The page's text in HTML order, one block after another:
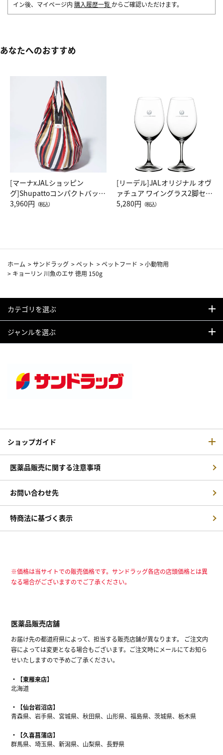
イン後、マイページ内 購入履歴一覧 からご確認いただけます。
あなたへのおすすめ
[マーナxJALショッピン
グ]Shupattoコンパクトバッグ
Drop JAL客室乗務員（LC）ス
3,960円 （税込）
[リーデル]JALオリジナル オヴ
ァチュア ワイングラス2脚セッ
ト（レッドワイン）
5,280円 （税込）
ホーム >サンドラッグ >ペット >ペットフード >小動物用
> キョーリン 川魚のエサ 徳用 150g
カテゴリを選ぶ
ジャンルを選ぶ
ショップガイド
医薬品販売に関する注意事項
お問い合わせ先
特商法に基づく表示
※価格は当サイトでの販売価格です。サンドラッグ各店の店頭価格とは異
なる場合がございますのでご了承ください。
医薬品販売店舗
お届け先の都道府県によって、担当する販売店舗が異なります。 ご注文内
容によっては変更となる場合もございます。ご注文時にメールにてお知ら
せいたしますので予めご了承ください。
【東雁来店】
北海道
【仙台岩沼店】
青森県、岩手県、宮城県、秋田県、山形県、福島県、茨城県、栃木県
【久喜菖蒲店】
群馬県、埼玉県、新潟県、山梨県、長野県